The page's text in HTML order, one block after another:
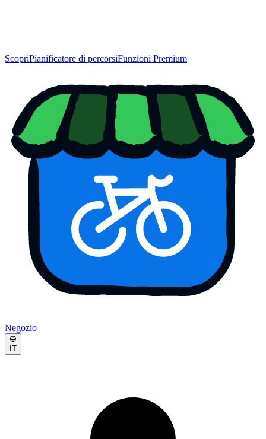
ScopriPianificatore di percorsiFunzioni Premium
Negozio
IT